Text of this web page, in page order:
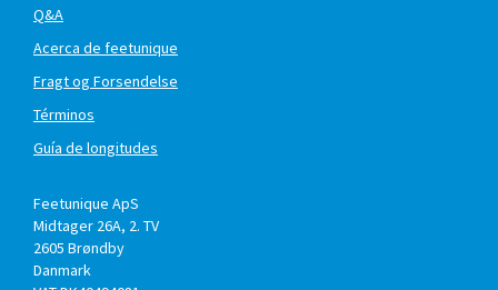
Q&A
Acerca de feetunique
Fragt og Forsendelse
Términos
Guía de longitudes
Feetunique ApS
Midtager 26A, 2. TV
2605 Brøndby
Danmark